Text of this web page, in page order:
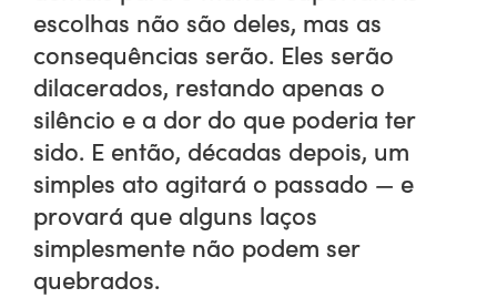
escolhas não são deles, mas as
consequências serão. Eles serão
dilacerados, restando apenas o
silêncio e a dor do que poderia ter
sido. E então, décadas depois, um
simples ato agitará o passado — e
provará que alguns laços
simplesmente não podem ser
quebrados.